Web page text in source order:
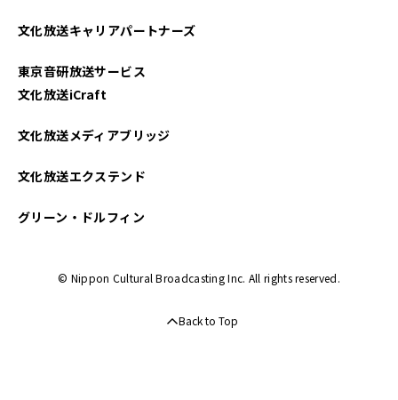
文化放送キャリアパートナーズ
東京音研放送サービス
文化放送iCraft
文化放送メディアブリッジ
文化放送エクステンド
グリーン・ドルフィン
© Nippon Cultural Broadcasting Inc. All rights reserved.
Back to Top